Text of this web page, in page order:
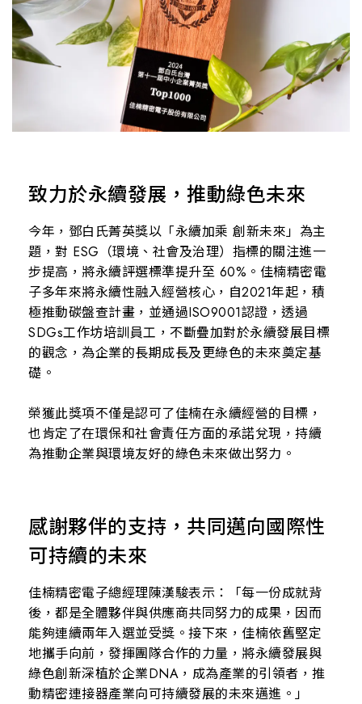
致力於永續發展，推動綠色未來
今年，鄧白氏菁英獎以「永續加乘 創新未來」為主
題，對 ESG（環境、社會及治理）指標的關注進一
步提高，將永續評選標準提升至 60%。佳楠精密電
子多年來將永續性融入經營核心，自2021年起，積
極推動碳盤查計畫，並通過ISO9001認證，透過
SDGs工作坊培訓員工，不斷疊加對於永續發展目標
的觀念，為企業的長期成長及更綠色的未來奠定基
礎。
榮獲此獎項不僅是認可了佳楠在永續經營的目標，
也肯定了在環保和社會責任方面的承諾兌現，持續
為推動企業與環境友好的綠色未來做出努力。
感謝夥伴的支持，共同邁向國際性
可持續的未來
佳楠精密電子總經理陳漢駿表示：「每一份成就背
後，都是全體夥伴與供應商共同努力的成果，因而
能夠連續兩年入選並受獎。接下來，佳楠依舊堅定
地攜手向前，發揮團隊合作的力量，將永續發展與
綠色創新深植於企業DNA，成為產業的引領者，推
動精密連接器產業向可持續發展的未來邁進。」